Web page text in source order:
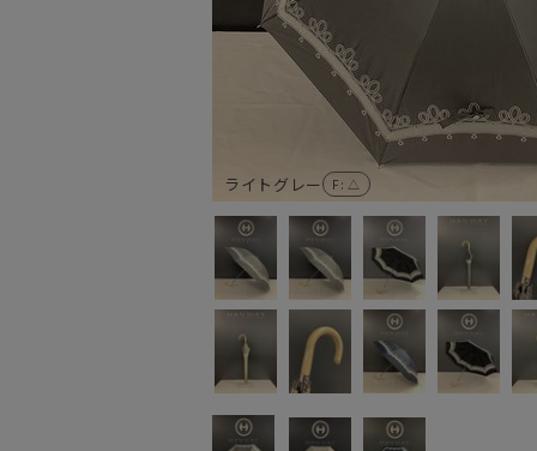
ライトグレー F : △